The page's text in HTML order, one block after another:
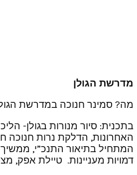
מדרשת הגולן
מה? סמינר חנוכה במדרשת הגולן,
בתכנית: סיור מנורות בגולן-
האחרונות, הדלקת נרות חנוכה
המתחיל בתיאור התנכ”י, ממשיך
דמויות מעניינות. טיילת אפק,